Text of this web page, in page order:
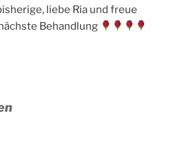
liebe Ria und freue
Behandlung